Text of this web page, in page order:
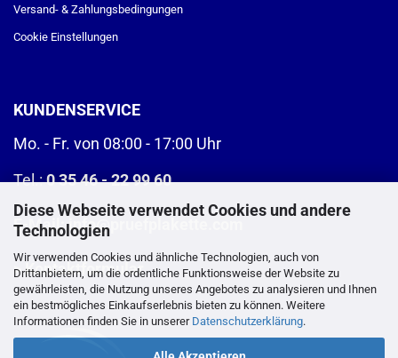
Diese Webseite verwendet Cookies und andere
Technologien
Wir verwenden Cookies und ähnliche Technologien, auch von
Drittanbietern, um die ordentliche Funktionsweise der Website zu
gewährleisten, die Nutzung unseres Angebotes zu analysieren und Ihnen
ein bestmögliches Einkaufserlebnis bieten zu können. Weitere
Informationen finden Sie in unserer Datenschutzerklärung.
Versand- & Zahlungsbedingungen
Cookie Einstellungen
KUNDENSERVICE
Mo. - Fr. von 08:00 - 17:00 Uhr
Tel.:0 35 46 - 22 99 60
E-Mail:info@pruefplakette.com
>Kontaktformular